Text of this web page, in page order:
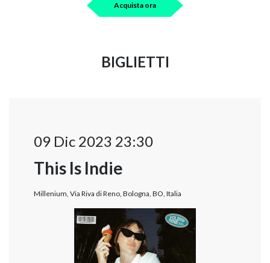
Acquista ora
BIGLIETTI
09 Dic 2023 23:30
This Is Indie
Millenium, Via Riva di Reno, Bologna, BO, Italia